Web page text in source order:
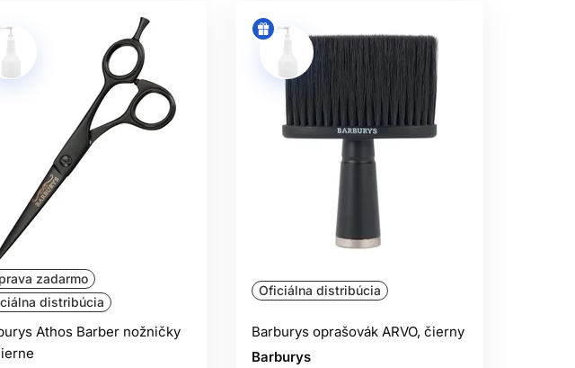
zadarmo
distribúcia
Athos Barber nožničky
Oficiálna distribúcia
Barburys oprašovák ARVO, čierny
Barburys